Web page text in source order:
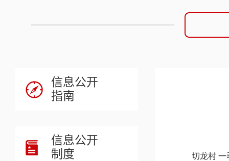
信息公开
指南
信息公开
制度
切龙村 一